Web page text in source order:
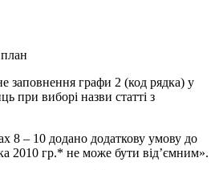
заповнення графи 2 (код рядка) у
при виборі назви статті з
8 – 10 додано додаткову умову до
2010 гр.* не може бути від’ємним».